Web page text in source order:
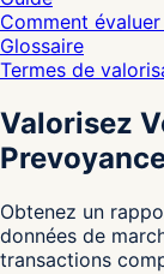
Comment évaluer
Glossaire
Termes de
Valorisez
Obtenez un
données de
transactions